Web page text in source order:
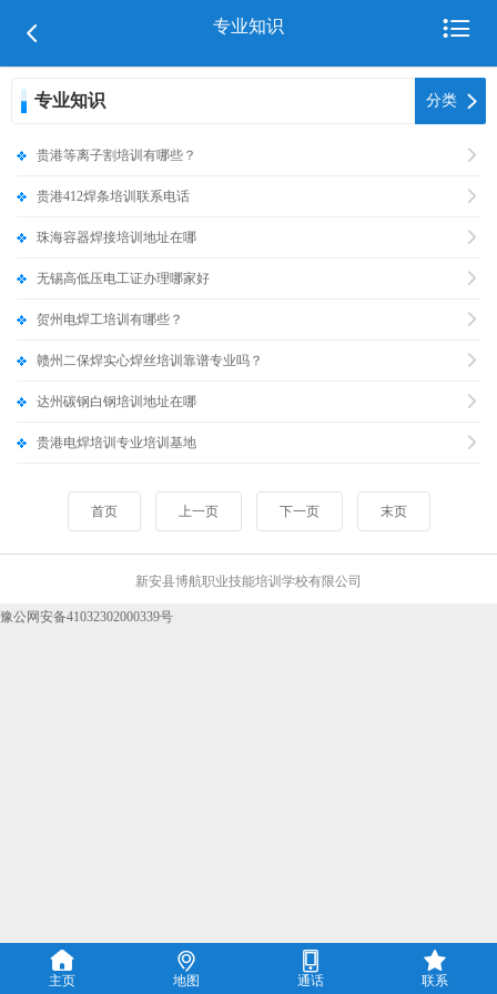
 专业知识 
专业知识 分类 

贵港等离子割培训有哪些？

贵港412焊条培训联系电话

珠海容器焊接培训地址在哪

无锡高低压电工证办理哪家好

贺州电焊工培训有哪些？

赣州二保焊实心焊丝培训靠谱专业吗？

达州碳钢白钢培训地址在哪

贵港电焊培训专业培训基地
首页 上一页 下一页 末页
新安县博航职业技能培训学校有限公司

主页

地图

通话

联系
豫公网安备41032302000339号